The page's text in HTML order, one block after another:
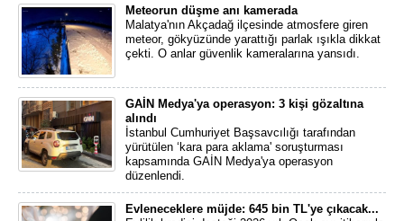
Meteorun düşme anı kamerada
Malatya'nın Akçadağ ilçesinde atmosfere giren
meteor, gökyüzünde yarattığı parlak ışıkla dikkat
çekti. O anlar güvenlik kameralarına yansıdı.
GAİN Medya'ya operasyon: 3 kişi gözaltına
alındı
İstanbul Cumhuriyet Başsavcılığı tarafından
yürütülen ‘kara para aklama' soruşturması
kapsamında GAİN Medya'ya operasyon
düzenlendi.
Evleneceklere müjde: 645 bin TL'ye çıkacak...